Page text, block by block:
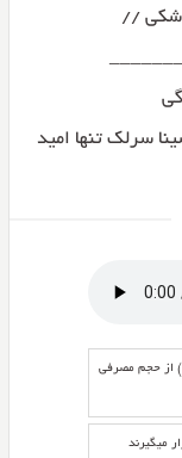
//
سرلک تنها امید
) از حجم مصرفی
میگیرند